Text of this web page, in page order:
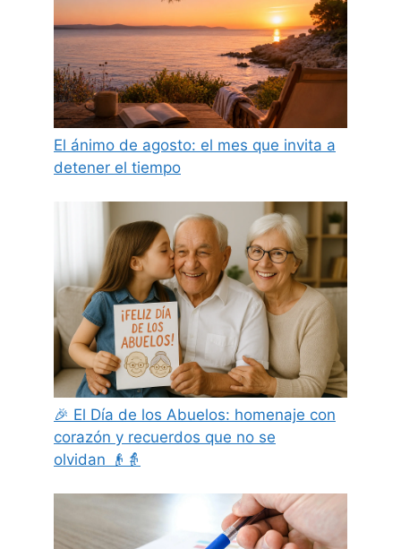
El ánimo de agosto: el mes que invita a
detener el tiempo
🎉 El Día de los Abuelos: homenaje con
corazón y recuerdos que no se
olvidan 👴👵